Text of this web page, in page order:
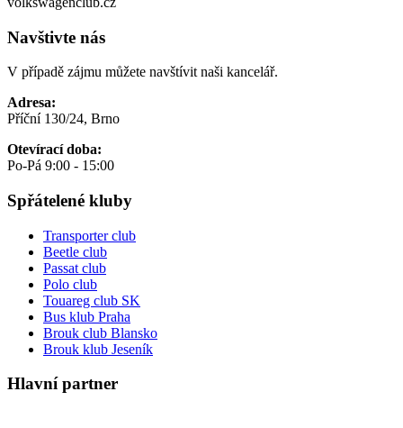
Navštivte nás
V případě zájmu můžete navštívit naši kancelář.
Adresa:
Příční 130/24, Brno
Otevírací doba:
Po-Pá 9:00 - 15:00
Spřátelené kluby
Transporter club
Beetle club
Passat club
Polo club
Touareg club SK
Bus klub Praha
Brouk club Blansko
Brouk klub Jeseník
Hlavní partner